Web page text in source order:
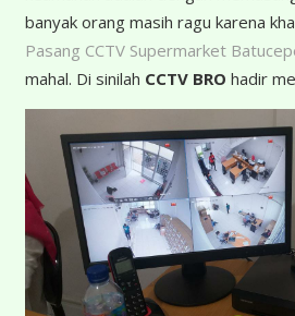
banyak orang masih ragu karena
Pasang CCTV Supermarket
mahal. Di sinilah CCTV BRO hadir